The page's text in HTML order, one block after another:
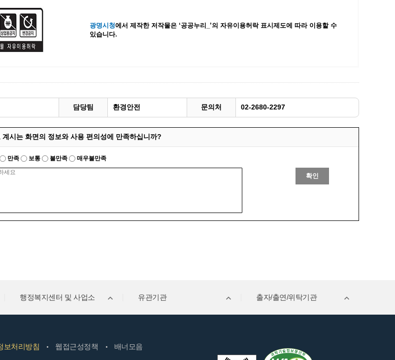
시민건의
광명시청에서 제작한 저작물은 ‘공공누리_’의 자유이용허락 표시제도에 따라 이용할 수
있습니다.
담당팀 환경안전 문의처 02-2680-2297
계시는 화면의 정보와 사용 편의성에 만족하십니까?
만족 보통 불만족 매우불만족
확인
행정복지센터 및 사업소 유관기관 출자/출연/위탁기관
보처리방침 웹접근성정책 배너모음